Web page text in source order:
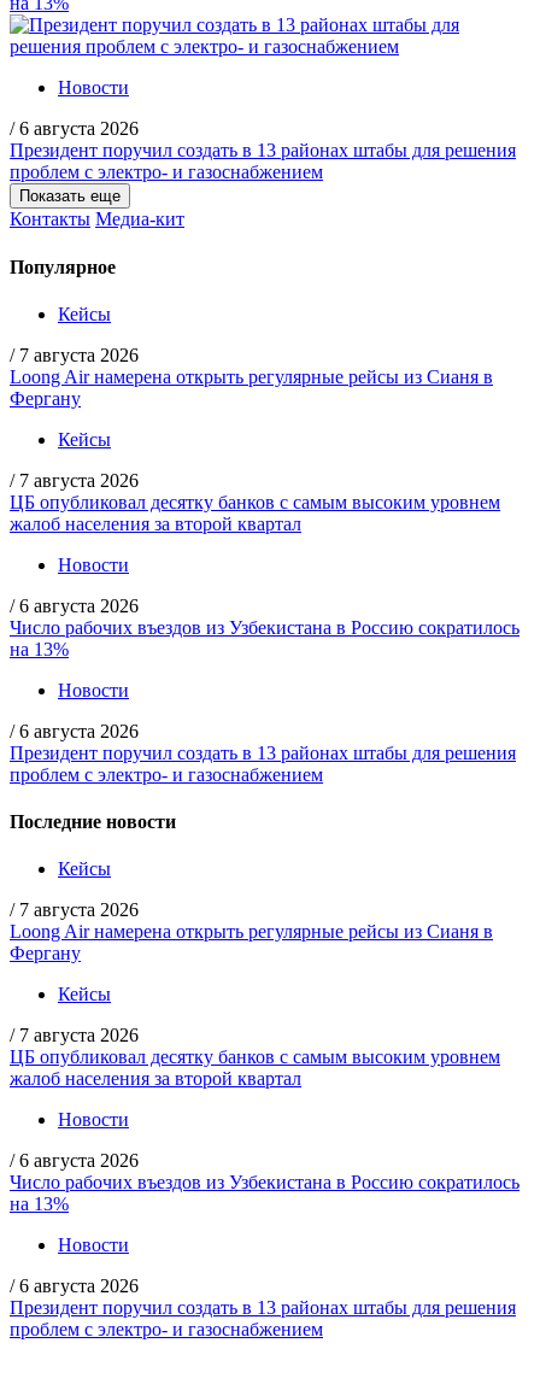
Новости
/ 6 августа 2026
Президент поручил создать в 13 районах штабы для решения
проблем с электро- и газоснабжением
Показать еще
Контакты Медиа-кит
Популярное
Кейсы
/ 7 августа 2026
Loong Air намерена открыть регулярные рейсы из Сианя в
Фергану
Кейсы
/ 7 августа 2026
ЦБ опубликовал десятку банков с самым высоким уровнем
жалоб населения за второй квартал
Новости
/ 6 августа 2026
Число рабочих въездов из Узбекистана в Россию сократилось
на 13%
Новости
/ 6 августа 2026
Президент поручил создать в 13 районах штабы для решения
проблем с электро- и газоснабжением
Последние новости
Кейсы
/ 7 августа 2026
Loong Air намерена открыть регулярные рейсы из Сианя в
Фергану
Кейсы
/ 7 августа 2026
ЦБ опубликовал десятку банков с самым высоким уровнем
жалоб населения за второй квартал
Новости
/ 6 августа 2026
Число рабочих въездов из Узбекистана в Россию сократилось
на 13%
Новости
/ 6 августа 2026
Президент поручил создать в 13 районах штабы для решения
проблем с электро- и газоснабжением